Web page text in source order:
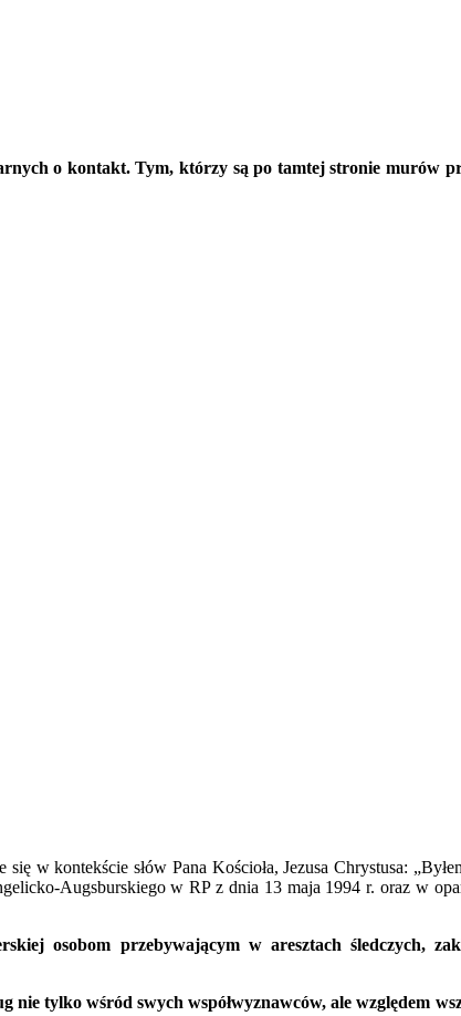
o kontakt. Tym, którzy są po tamtej stronie murów
w kontekście słów Pana Kościoła, Jezusa Chrystusa:
Augsburskiego w RP z dnia 13 maja 1994 r. oraz w
osobom przebywającym w aresztach śledczych,
nie tylko wśród swych współwyznawców, ale względem